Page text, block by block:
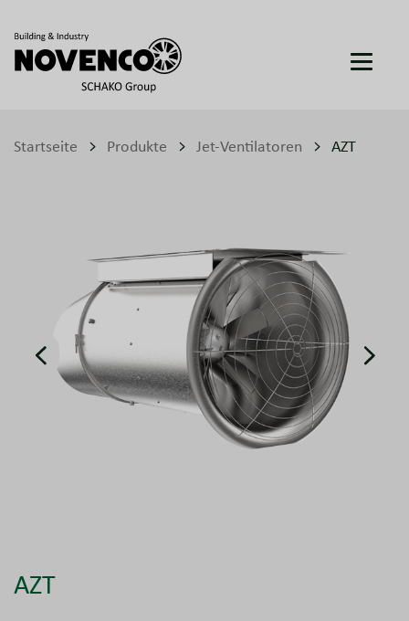
Startseite Produkte Jet-Ventilatoren AZT
AZT